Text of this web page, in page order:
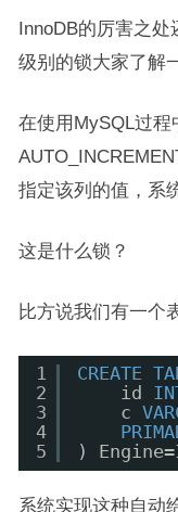
InnoDB的厉害之
级别的锁大家了解
在使用MySQL过
指定该列的值，系
这是什么锁？
比方说我们有一个
1
2
3
4
5
CREATE
id
c
)
系统实现这种自动